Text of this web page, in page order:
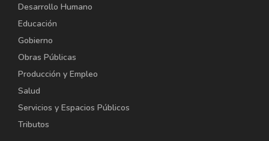
Desarrollo Humano
Educación
Gobierno
Obras Públicas
Producción y Empleo
Salud
Servicios y Espacios Públicos
Tributos